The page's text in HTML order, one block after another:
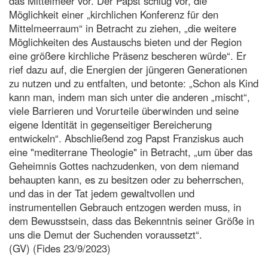
Möglichkeit einer „kirchlichen Konferenz für den
Mittelmeerraum“ in Betracht zu ziehen, „die weitere
Möglichkeiten des Austauschs bieten und der Region
eine größere kirchliche Präsenz bescheren würde“. Er
rief dazu auf, die Energien der jüngeren Generationen
zu nutzen und zu entfalten, und betonte: „Schon als Kind
kann man, indem man sich unter die anderen „mischt“,
viele Barrieren und Vorurteile überwinden und seine
eigene Identität in gegenseitiger Bereicherung
entwickeln“. Abschließend zog Papst Franziskus auch
eine "mediterrane Theologie" in Betracht, „um über das
Geheimnis Gottes nachzudenken, von dem niemand
behaupten kann, es zu besitzen oder zu beherrschen,
und das in der Tat jedem gewaltvollen und
instrumentellen Gebrauch entzogen werden muss, in
dem Bewusstsein, dass das Bekenntnis seiner Größe in
uns die Demut der Suchenden voraussetzt“.
(GV) (Fides 23/9/2023)